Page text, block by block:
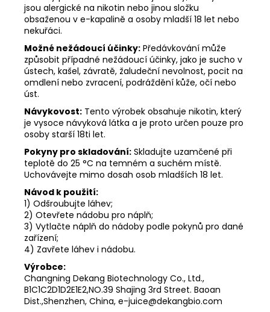
jsou alergické na nikotin nebo jinou složku
obsaženou v e-kapalině a osoby mladší 18 let nebo
nekuřáci.
Možné nežádoucí účinky: Předávkování může
způsobit případné nežádoucí účinky, jako je sucho v
ústech, kašel, závratě, žaludeční nevolnost, pocit na
omdlení nebo zvracení, podráždění kůže, očí nebo
úst.
Návykovost: Tento výrobek obsahuje nikotin, který
je vysoce návyková látka a je proto určen pouze pro
osoby starší 18ti let.
Pokyny pro skladování: Skladujte uzamčené při
teplotě do 25 °C na temném a suchém místě.
Uchovávejte mimo dosah osob mladších 18 let.
Návod k použití:
1) Odšroubujte láhev;
2) Otevřete nádobu pro náplň;
3) Vytlačte náplň do nádoby podle pokynů pro dané
zařízení;
4) Zavřete láhev i nádobu.
Výrobce:
Changning Dekang Biotechnology Co., Ltd.,
B1C1C2D1D2E1E2,NO.39 Shajing 3rd Street. Baoan
Dist.,Shenzhen, China, e-juice@dekangbio.com